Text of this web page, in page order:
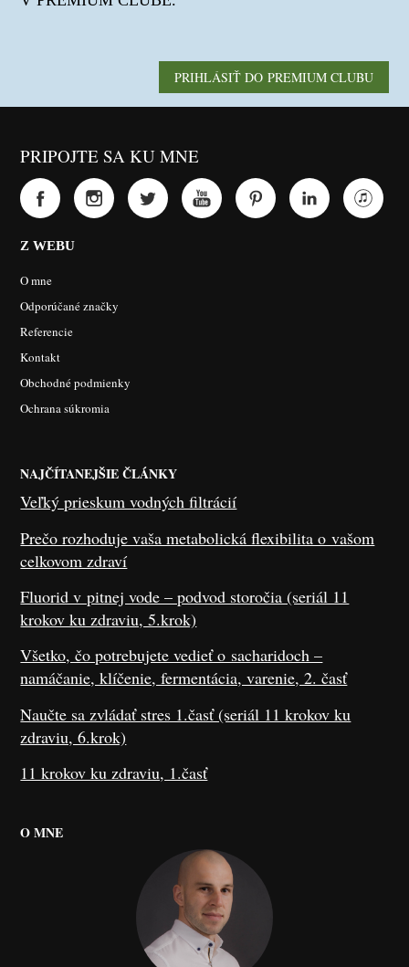
PRIHLÁSIŤ DO PREMIUM CLUBU
PRIPOJTE SA KU MNE
Z WEBU
O mne
Odporúčané značky
Referencie
Kontakt
Obchodné podmienky
Ochrana súkromia
NAJČÍTANEJŠIE ČLÁNKY
Veľký prieskum vodných filtrácií
Prečo rozhoduje vaša metabolická flexibilita o vašom
celkovom zdraví
Fluorid v pitnej vode – podvod storočia (seriál 11
krokov ku zdraviu, 5.krok)
Všetko, čo potrebujete vedieť o sacharidoch –
namáčanie, klíčenie, fermentácia, varenie, 2. časť
Naučte sa zvládať stres 1.časť (seriál 11 krokov ku
zdraviu, 6.krok)
11 krokov ku zdraviu, 1.časť
O MNE